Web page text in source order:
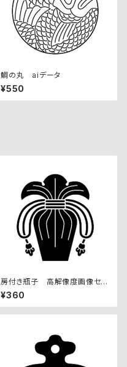
鯛の丸 aiデータ
¥550
房付き瓶子 高解像度画像セッ
ト
¥360